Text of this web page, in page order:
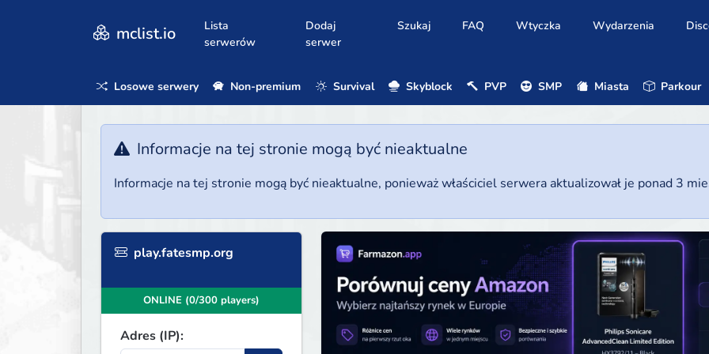
mclist.io
Lista
serwerów
Dodaj
serwer
Szukaj FAQ Wtyczka Wydarzenia
Losowe serwery Non-premium Survival Skyblock PVP SMP Miasta Parkour
Informacje na tej stronie mogą być nieaktualne
Informacje na tej stronie mogą być nieaktualne, ponieważ właściciel serwera aktualizował je ponad 3
play.fatesmp.org
ONLINE (0/300 players)
Adres (IP):